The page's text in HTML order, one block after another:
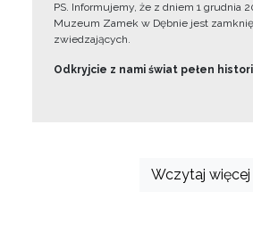
PS. Informujemy, że z dniem 1 grudnia
Muzeum Zamek w Dębnie jest
zwiedzających.
Odkryjcie z nami świat pełen
Wczytaj więcej